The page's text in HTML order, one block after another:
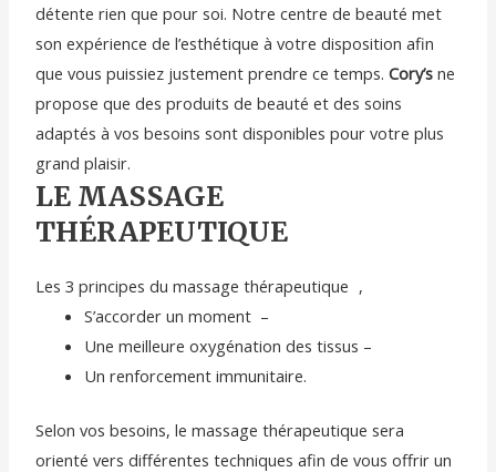
détente rien que pour soi. Notre centre de beauté met
son expérience de l’esthétique à votre disposition afin
que vous puissiez justement prendre ce temps.Cory’s ne
propose que des produits de beauté et des soins
adaptés à vos besoins sont disponibles pour votre plus
grand plaisir.
LE MASSAGE
THÉRAPEUTIQUE
Les 3 principes du massage thérapeutique ,
S’accorder un moment –
Une meilleure oxygénation des tissus –
Un renforcement immunitaire.
Selon vos besoins, le massage thérapeutique sera
orienté vers différentes techniques afin de vous offrir un